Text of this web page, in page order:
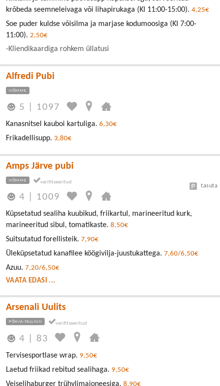
krõbeda seemneleivaga või lihapirukaga (Kl 11:00-15:00). 4,25€
Soe puder kuldse võisilma ja marjase kodumoosiga (Kl 7:00-
11:00). 2,50€
-Kliendikaardiga rohkem üllatusi
Alfredi Pubi
NÕMME
5 1097
Kanasnitsel kauboi kartuliga. 6,30€
Frikadellisupp. 3,80€
Amps Järve pubi
NÕMME
4 1009
tasuta
Küpsetatud sealiha kuubikud, friikartul, marineeritud kurk,
marineeritud sibul, tomatikaste. 8,50€
Suitsutatud forellisteik. 7,90€
Üleküpsetatud kanafilee köögivilja-juustukattega. 7,60/6,50€
Azuu. 7,20/6,50€
VAATA EDASI ...
Arsenali Uulits
PÕHJA-TALLINN
4 83
Tervisesportlase wrap. 9,50€
Laetud friikad rebitud sealihaga. 9,50€
Veiselihaburger trühvlimajoneesiga. 8,90€